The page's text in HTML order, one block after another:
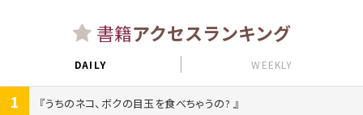
書籍アクセスランキング
DAILY WEEKLY
1
うちのネコ、ボクの目玉を食べちゃうの?